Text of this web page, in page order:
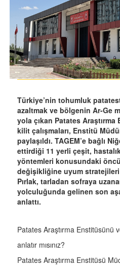
Türkiye’nin tohumluk
azaltmak ve bölgenin Ar-Ge
yola çıkan Patates
kilit çalışmaları, Enstitü
paylaşıldı. TAGEM’e bağlı
ettirdiği 11 yerli çeşit,
yöntemleri konusundaki
değişikliğine uyum
Pırlak, tarladan sofraya
yolculuğunda gelinen son
anlattı.
Patates Araştırma Enstitüsünü
anlatır mısınız?
Patates Araştırma Enstitüsü